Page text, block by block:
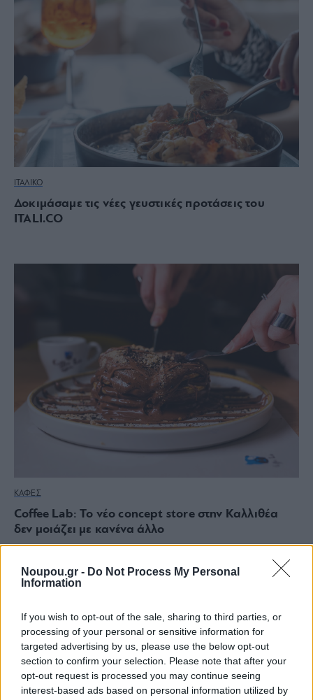
Noupou.gr - Do Not Process My Personal
Information
If you wish to opt-out of the sale, sharing to third parties, or
processing of your personal or sensitive information for
targeted advertising by us, please use the below opt-out
section to confirm your selection. Please note that after your
opt-out request is processed you may continue seeing
interest-based ads based on personal information utilized by
ΙΤΑΛΙΚΟ
Δοκιμάσαμε τις νέες γευστικές προτάσεις του
ITALI.CO
ΚΑΦΕΣ
Coffee Lab: Το νέο concept store στην Καλλιθέα
δεν μοιάζει με κανένα άλλο